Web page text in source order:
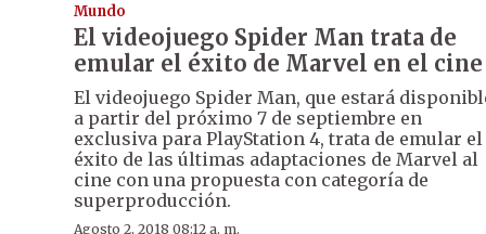
Mundo
El videojuego Spider Man trata de
emular el éxito de Marvel en el cine
El videojuego Spider Man, que estará
a partir del próximo 7 de septiembre en
exclusiva para PlayStation 4, trata de emular el
éxito de las últimas adaptaciones de Marvel al
cine con una propuesta con categoría de
superproducción.
Agosto 2, 2018 08:12 a. m.